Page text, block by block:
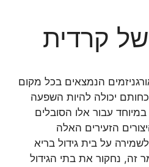
של קרדית
הנמצאים בכל מקום
יכולה להיות השפעה
עבור אלו הסובלים
הזעירים האלה
על בית גידול בריא
זה, נחקור את בתי הגידול